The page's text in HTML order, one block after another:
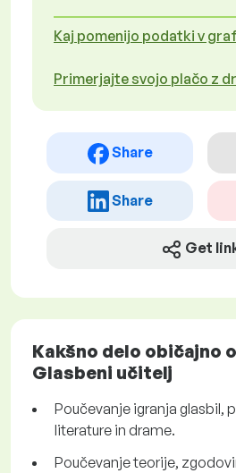
Kaj pomenijo podatki v
Primerjajte svojo plačo z
Share
Share
Get
Kakšno delo običajno
Glasbeni učitelj
Poučevanje igranja glasbil,
literature in drame.
Poučevanje teorije,